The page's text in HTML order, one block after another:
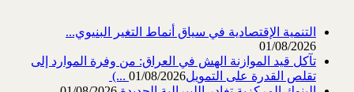
التنمية الإقتصادية في سياق أنماط التغير البنيوي...
01/08/2026
تآكل قيد الموازنة الهش في العراق: من وفرة الموارد إلى
تقلص القدرة على التمويل‎ (...01/08/2026